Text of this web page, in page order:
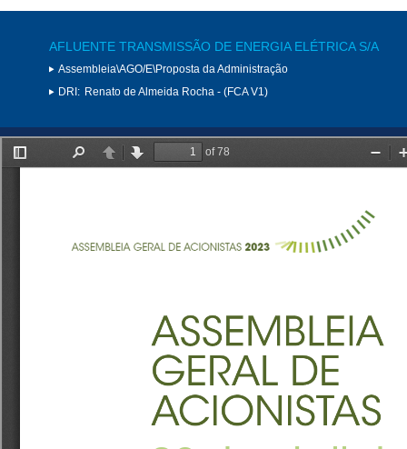
AFLUENTE TRANSMISSÃO DE ENERGIA ELÉTRICA S/A
Assembleia\AGO/E\Proposta da Administração
DRI: Renato de Almeida Rocha - (FCA V1)